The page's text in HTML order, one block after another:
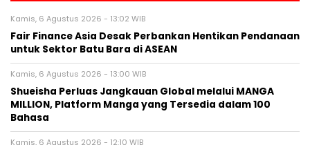
Kamis, 6 Agustus 2026 - 13:02 WIB
Fair Finance Asia Desak Perbankan Hentikan Pendanaan
untuk Sektor Batu Bara di ASEAN
Kamis, 6 Agustus 2026 - 13:00 WIB
Shueisha Perluas Jangkauan Global melalui MANGA
MILLION, Platform Manga yang Tersedia dalam 100
Bahasa
Kamis, 6 Agustus 2026 - 12:10 WIB